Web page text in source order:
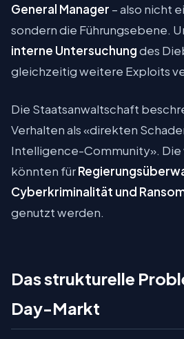
General Manager – also nicht
sondern die Führungsebene.
interne Untersuchungdes
gleichzeitig weitere Exploits
Die Staatsanwaltschaft
Verhalten als «direkten
Intelligence-Community». Die
könnten für
Cyberkriminalität und
genutzt werden.
Das strukturelle
Day-Markt